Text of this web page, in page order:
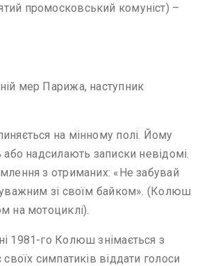
промосковський комуніст) –
мер Парижа, наступник
на мінному полі. Йому
надсилають записки невідомі.
з отриманих: «Не забувай
зі своїм байком». (Колюш
на мотоциклі).
1981-го Колюш знімається з
своїх симпатиків віддати голоси